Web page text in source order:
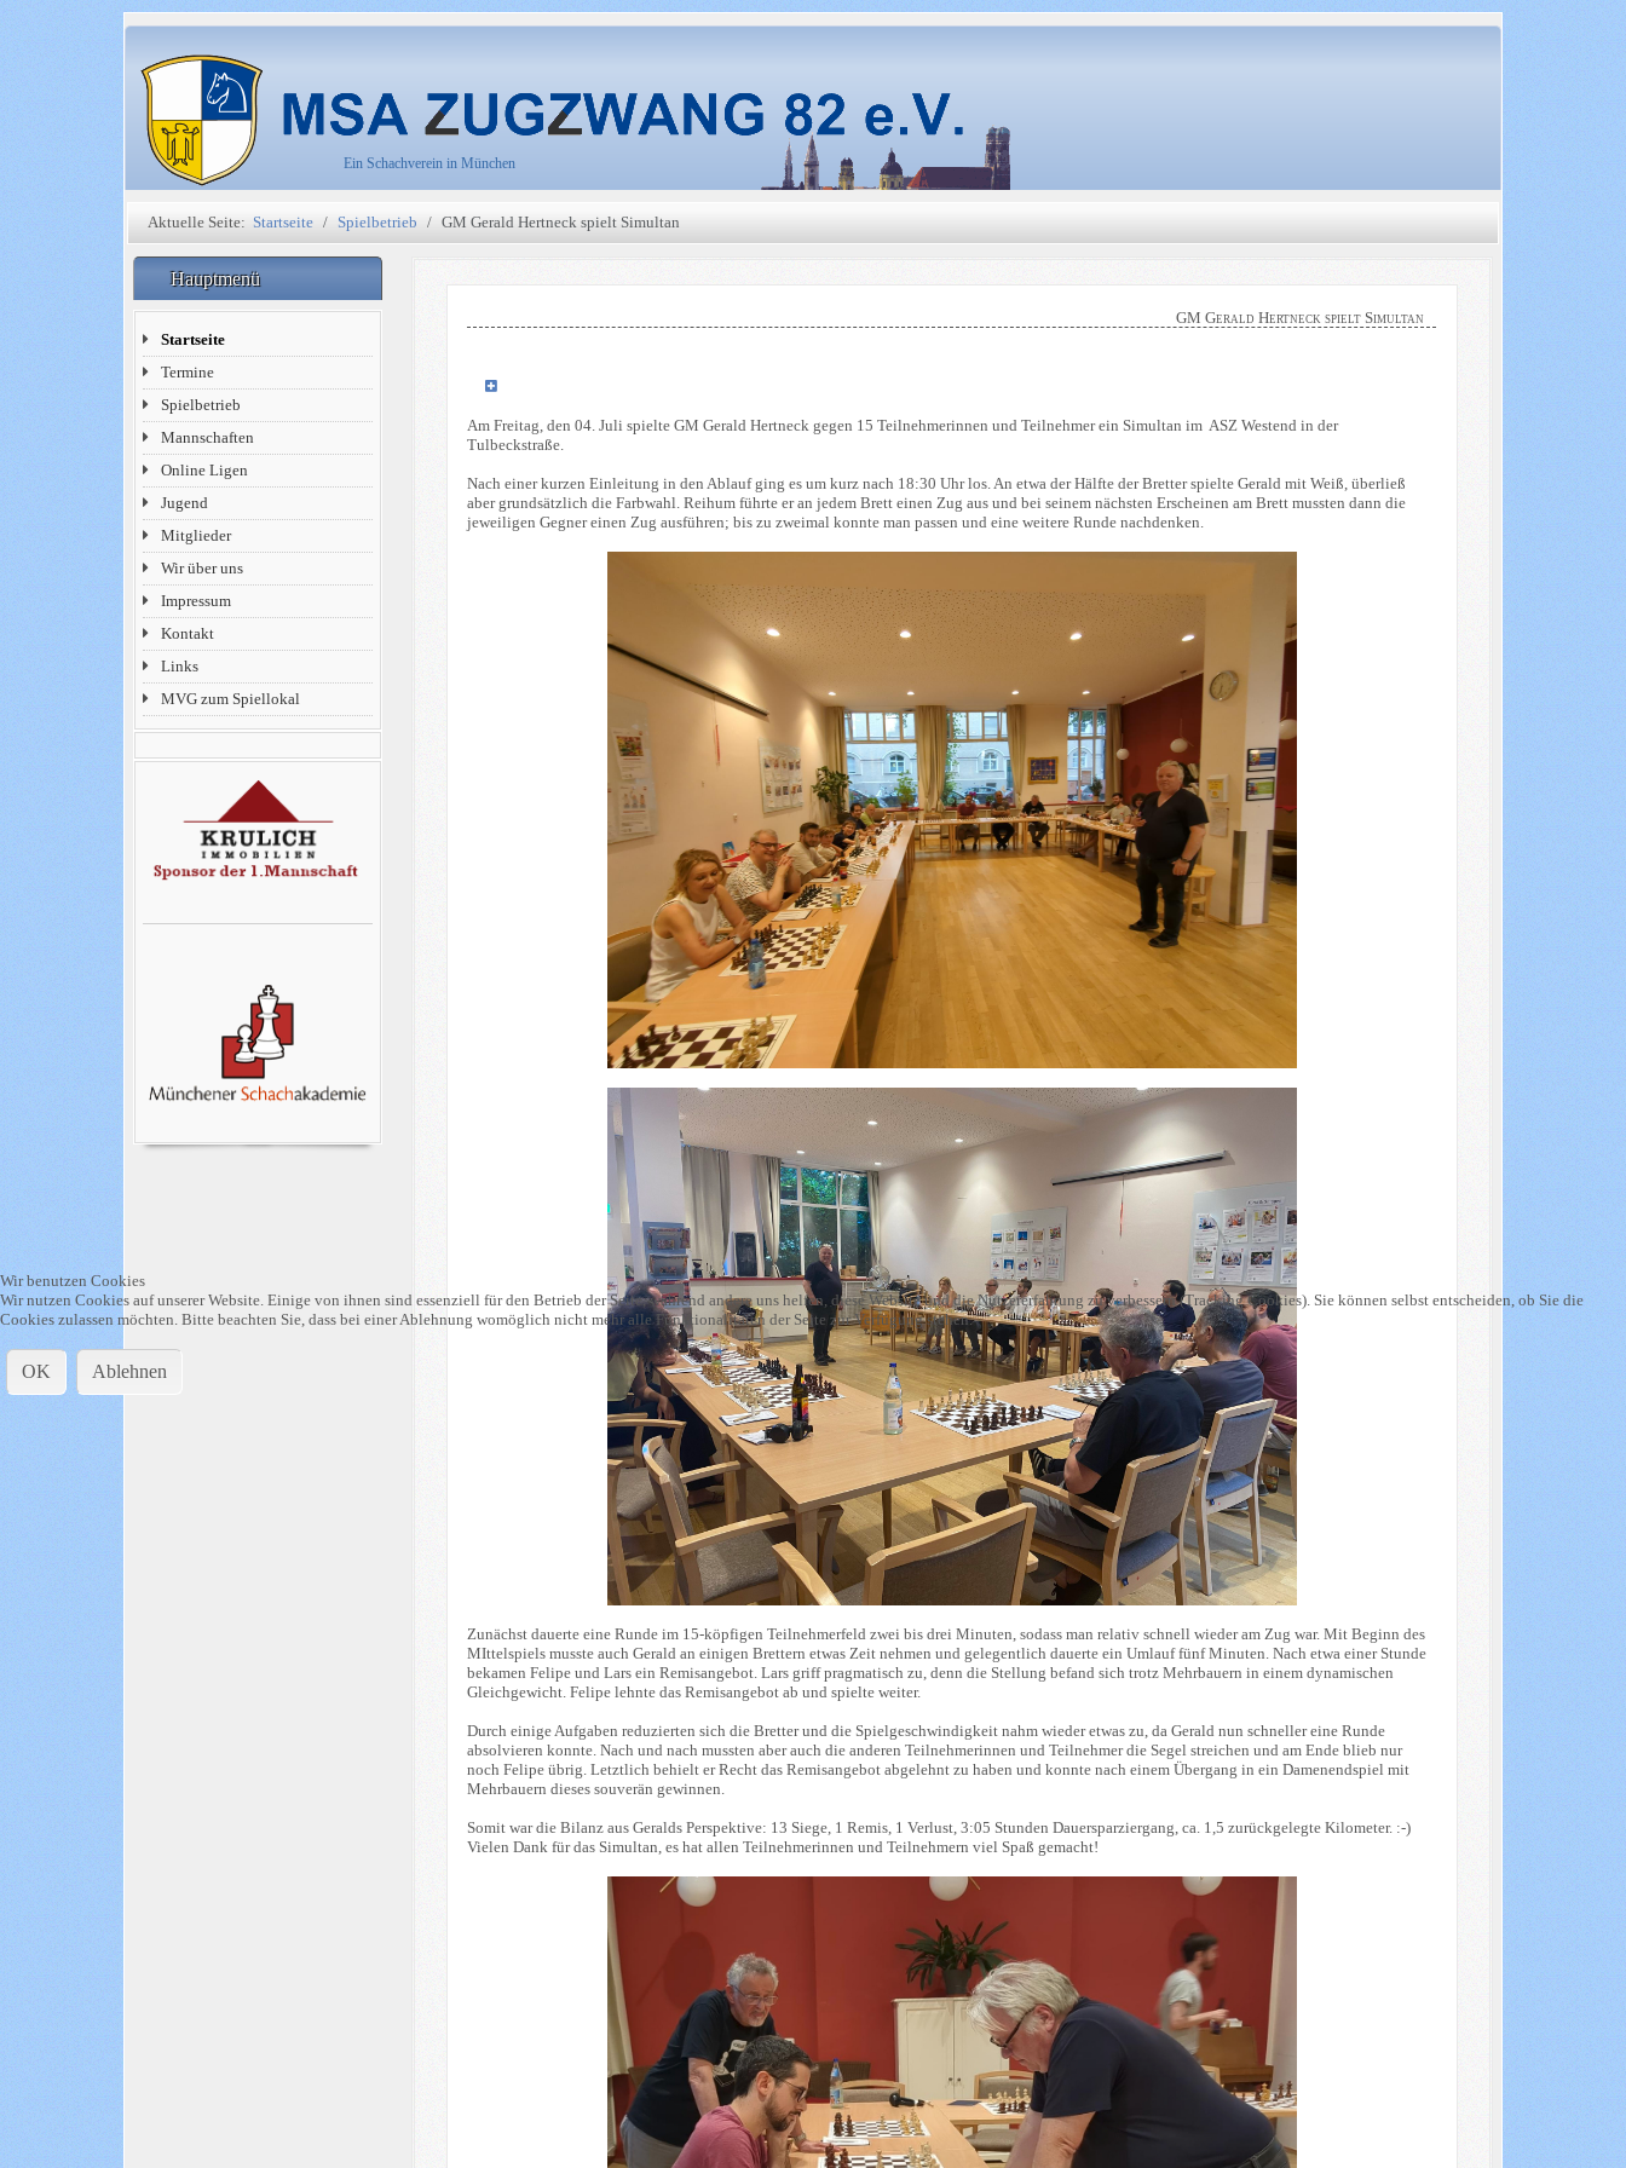
Ein Schachverein in München
Aktuelle Seite:Startseite Spielbetrieb GM Gerald Hertneck spielt Simultan
Hauptmenü
Startseite
Termine
Spielbetrieb
Mannschaften
Online Ligen
Jugend
Mitglieder
Wir über uns
Impressum
Kontakt
Links
MVG zum Spiellokal
GM Gerald Hertneck spielt Simultan
Am Freitag, den 04. Juli spielte GM Gerald Hertneck gegen 15 Teilnehmerinnen und Teilnehmer ein Simultan im ASZ Westend in der
Tulbeckstraße.
Nach einer kurzen Einleitung in den Ablauf ging es um kurz nach 18:30 Uhr los. An etwa der Hälfte der Bretter spielte Gerald mit Weiß, überließ
aber grundsätzlich die Farbwahl. Reihum führte er an jedem Brett einen Zug aus und bei seinem nächsten Erscheinen am Brett mussten dann die
jeweiligen Gegner einen Zug ausführen; bis zu zweimal konnte man passen und eine weitere Runde nachdenken.
Zunächst dauerte eine Runde im 15-köpfigen Teilnehmerfeld zwei bis drei Minuten, sodass man relativ schnell wieder am Zug war. Mit Beginn des
MIttelspiels musste auch Gerald an einigen Brettern etwas Zeit nehmen und gelegentlich dauerte ein Umlauf fünf Minuten. Nach etwa einer Stunde
bekamen Felipe und Lars ein Remisangebot. Lars griff pragmatisch zu, denn die Stellung befand sich trotz Mehrbauern in einem dynamischen
Gleichgewicht. Felipe lehnte das Remisangebot ab und spielte weiter.
Durch einige Aufgaben reduzierten sich die Bretter und die Spielgeschwindigkeit nahm wieder etwas zu, da Gerald nun schneller eine Runde
absolvieren konnte. Nach und nach mussten aber auch die anderen Teilnehmerinnen und Teilnehmer die Segel streichen und am Ende blieb nur
noch Felipe übrig. Letztlich behielt er Recht das Remisangebot abgelehnt zu haben und konnte nach einem Übergang in ein Damenendspiel mit
Mehrbauern dieses souverän gewinnen.
Somit war die Bilanz aus Geralds Perspektive: 13 Siege, 1 Remis, 1 Verlust, 3:05 Stunden Dauersparziergang, ca. 1,5 zurückgelegte Kilometer. :-)
Vielen Dank für das Simultan, es hat allen Teilnehmerinnen und Teilnehmern viel Spaß gemacht!
Wir benutzen Cookies
Wir nutzen Cookies auf unserer Website. Einige von ihnen sind essenziell für den Betrieb der Seite, während andere uns helfen, diese Website und die Nutzererfahrung zu verbessern (Tracking Cookies). Sie können selbst entscheiden, ob Sie die
Cookies zulassen möchten. Bitte beachten Sie, dass bei einer Ablehnung womöglich nicht mehr alle Funktionalitäten der Seite zur Verfügung stehen.
OK Ablehnen